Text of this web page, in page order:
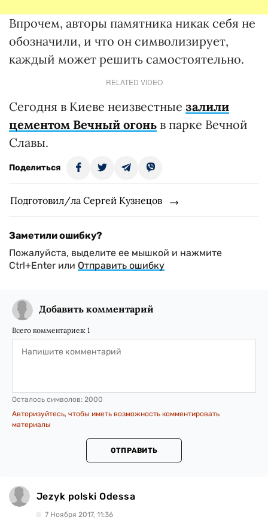
Впрочем, авторы памятника никак себя не
обозначили, и что он символизирует,
каждый может решить самостоятельно.
RELATED VIDEO
Сегодня в Киеве неизвестные залили
цементом Вечный огонь в парке Вечной
Славы.
Поделиться
Подготовил/ла Сергей Кузнецов
Заметили ошибку?
Пожалуйста, выделите ее мышкой и нажмите
Ctrl+Enter или Отправить ошибку
Добавить комментарий
Всего комментариев: 1
Осталось символов: 2000
Авторизуйтесь, чтобы иметь возможность комментировать
материалы
ОТПРАВИТЬ
Jezyk polski Odessa
7 Ноября 2017, 11:36